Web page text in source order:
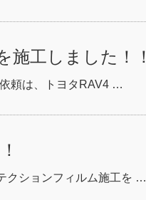
施工しました！！
頼は、トヨタRAV4 …
クションフィルム施工を …